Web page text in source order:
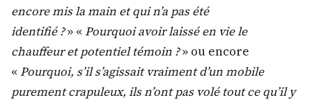
encore mis la main et qui n’a pas été
identifié ?» «Pourquoi avoir laissé en vie le
chauffeur et potentiel témoin ?» ou encore
«Pourquoi, s’il s’agissait vraiment d’un mobile
purement crapuleux, ils n’ont pas volé tout ce qu’il y